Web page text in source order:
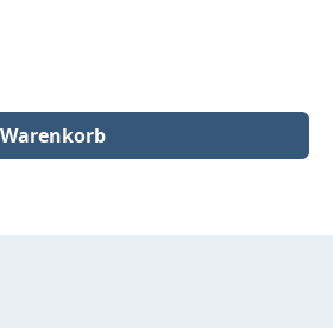
um die Anzahl zu erhöhen oder zu